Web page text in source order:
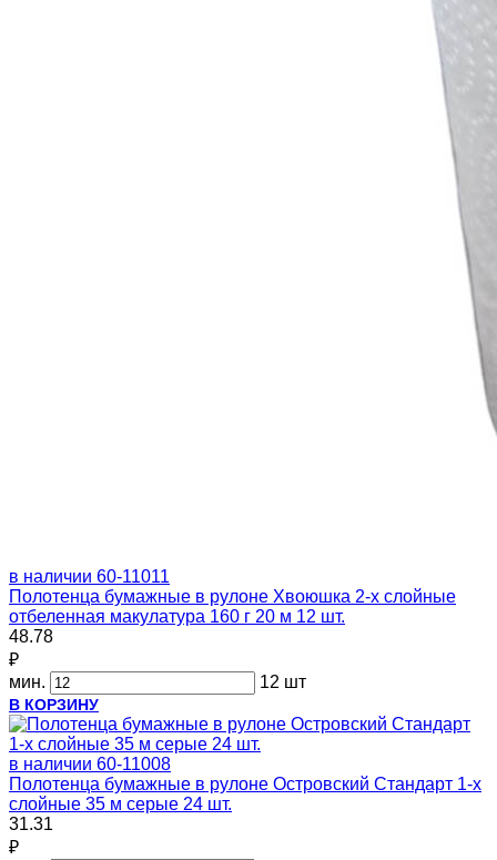
в наличии 60-11011
Полотенца бумажные в рулоне Хвоюшка 2-х слойные
отбеленная макулатура 160 г 20 м 12 шт.
48.78
₽
мин.
12 шт
В КОРЗИНУ
в наличии 60-11008
Полотенца бумажные в рулоне Островский Стандарт 1-х
слойные 35 м серые 24 шт.
31.31
₽